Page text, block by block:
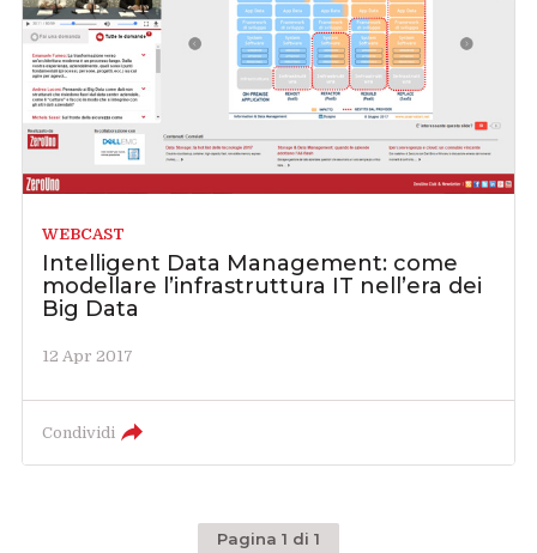
WEBCAST
Intelligent Data Management: come
modellare l’infrastruttura IT nell’era dei
Big Data
12 Apr 2017
Condividi
Pagina 1 di 1